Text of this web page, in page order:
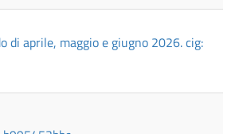
di aprile, maggio e giugno 2026. cig: